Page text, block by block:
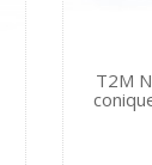
T2M